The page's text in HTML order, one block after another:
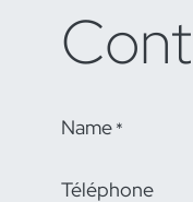
Name*
Téléphone